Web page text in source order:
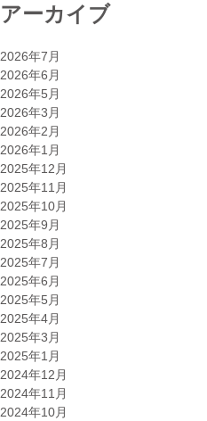
ー
アーカイブ
2026年7月
2026年6月
2026年5月
2026年3月
2026年2月
2026年1月
2025年12月
2025年11月
2025年10月
2025年9月
2025年8月
2025年7月
2025年6月
2025年5月
2025年4月
2025年3月
2025年1月
2024年12月
2024年11月
2024年10月